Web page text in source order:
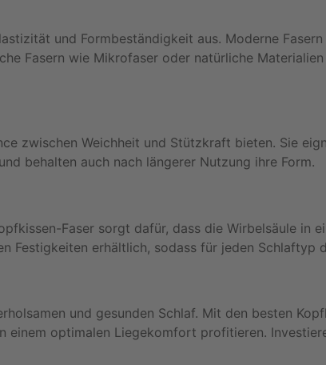
und Formbeständigkeit aus. Moderne
Fasern wie Mikrofaser oder natürliche
zwischen Weichheit und Stützkraft bieten. Sie
behalten auch nach längerer Nutzung ihre Form.
Faser sorgt dafür, dass die Wirbelsäule in
Festigkeiten erhältlich, sodass für jeden Schlaftyp
und gesunden Schlaf. Mit den besten
optimalen Liegekomfort profitieren.